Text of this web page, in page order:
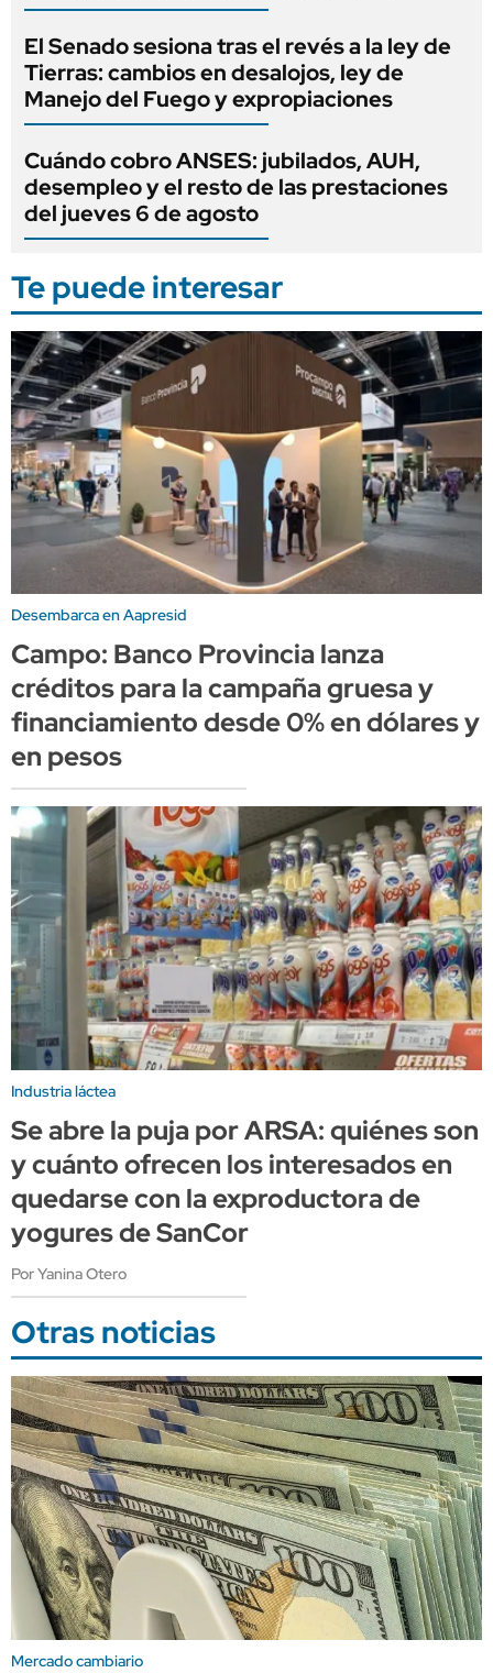
El Senado sesiona tras el revés a la ley de
Tierras: cambios en desalojos, ley de
Manejo del Fuego y expropiaciones
Cuándo cobro ANSES: jubilados, AUH,
desempleo y el resto de las prestaciones
del jueves 6 de agosto
Te puede interesar
Desembarca en Aapresid
Campo: Banco Provincia lanza
créditos para la campaña gruesa y
financiamiento desde 0% en dólares y
en pesos
Industria láctea
Se abre la puja por ARSA: quiénes son
y cuánto ofrecen los interesados en
quedarse con la exproductora de
yogures de SanCor
Por Yanina Otero
Otras noticias
Mercado cambiario